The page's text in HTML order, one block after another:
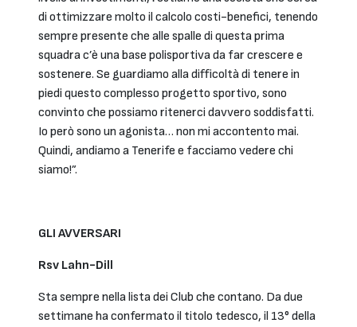
di ottimizzare molto il calcolo costi-benefici, tenendo
sempre presente che alle spalle di questa prima
squadra c’è una base polisportiva da far crescere e
sostenere. Se guardiamo alla difficoltà di tenere in
piedi questo complesso progetto sportivo, sono
convinto che possiamo ritenerci davvero soddisfatti.
Io però sono un agonista… non mi accontento mai.
Quindi, andiamo a Tenerife e facciamo vedere chi
siamo!”.
GLI AVVERSARI
Rsv Lahn-Dill
Sta sempre nella lista dei Club che contano. Da due
settimane ha confermato il titolo tedesco, il 13° della